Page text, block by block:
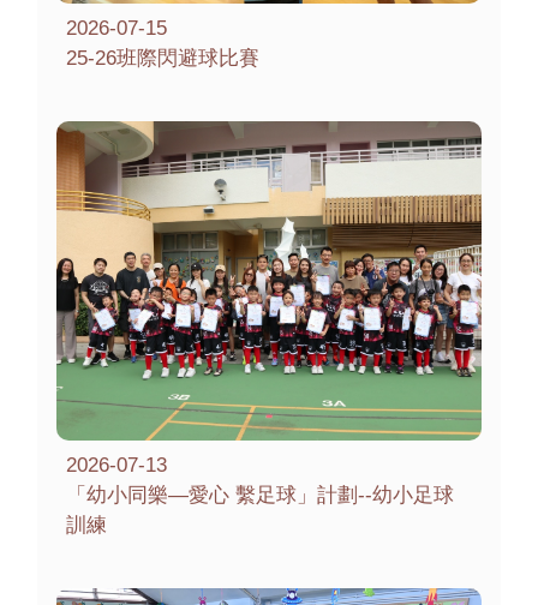
2026-07-15
25-26班際閃避球比賽
2026-07-13
「幼小同樂—愛心 繫足球」計劃--幼小足球
訓練